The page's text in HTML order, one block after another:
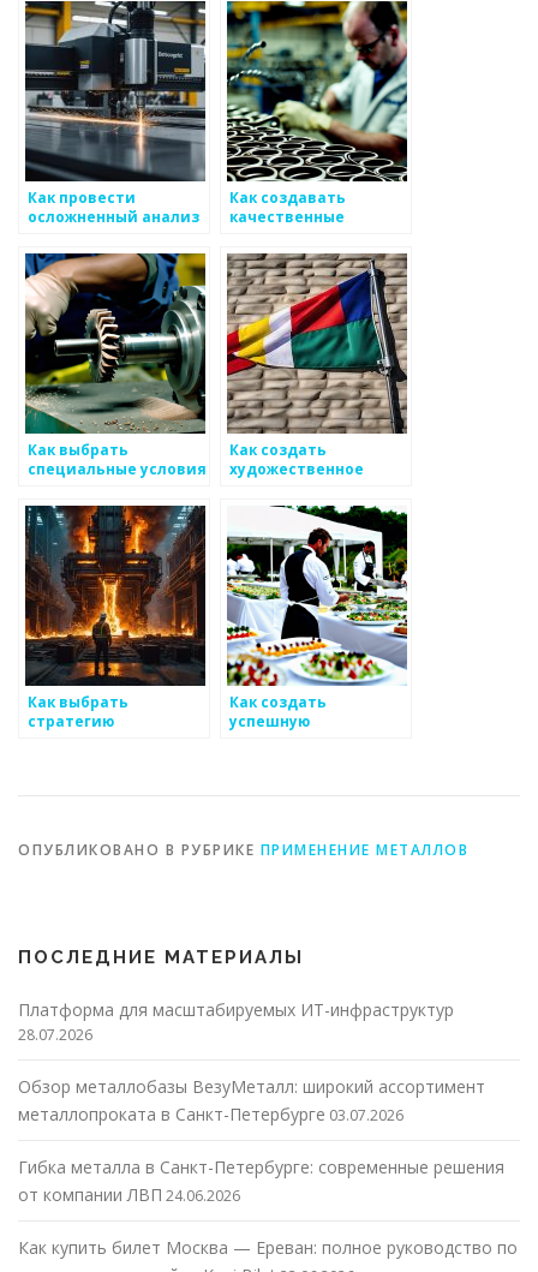
Как провести
осложненный анализ
металоизделий
Как создавать
качественные
металлоизделий
Как выбрать
специальные условия
металлоизделий
Как создать
художественное
металла
Как выбрать
стратегию
Как создать
успешную
ОПУБЛИКОВАНО В РУБРИКЕ ПРИМЕНЕНИЕ МЕТАЛЛОВ
ПОСЛЕДНИЕ МАТЕРИАЛЫ
Платформа для масштабируемых ИТ-инфраструктур
28.07.2026
Обзор металлобазы ВезуМеталл: широкий ассортимент
металлопроката в Санкт-Петербурге 03.07.2026
Гибка металла в Санкт-Петербурге: современные решения
от компании ЛВП 24.06.2026
Как купить билет Москва — Ереван: полное руководство по